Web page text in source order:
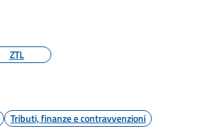
ZTL
Tributi, finanze e contravvenzioni